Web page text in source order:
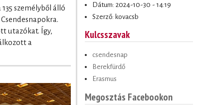
személyből álló
utazókat. Így,
a
Dátum: 2024-10-30 - 14:19
Szerző: kovacsb
Kulcsszavak
csendesnap
Berekfürdő
Erasmus
Megosztás Facebookon